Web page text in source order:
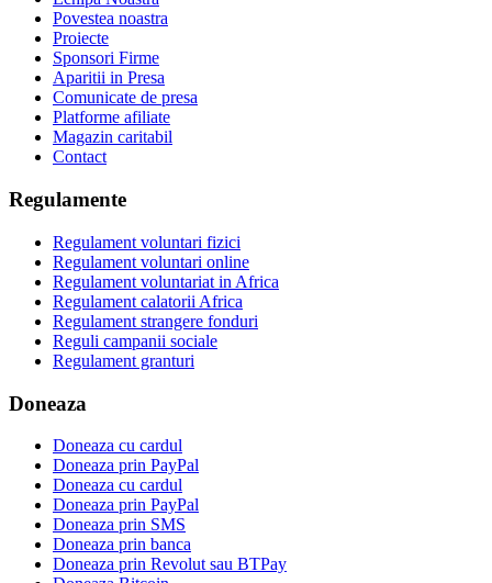
Povestea noastra
Proiecte
Sponsori Firme
Aparitii in Presa
Comunicate de presa
Platforme afiliate
Magazin caritabil
Contact
Regulamente
Regulament voluntari fizici
Regulament voluntari online
Regulament voluntariat in Africa
Regulament calatorii Africa
Regulament strangere fonduri
Reguli campanii sociale
Regulament granturi
Doneaza
Doneaza cu cardul
Doneaza prin PayPal
Doneaza cu cardul
Doneaza prin PayPal
Doneaza prin SMS
Doneaza prin banca
Doneaza prin Revolut sau BTPay